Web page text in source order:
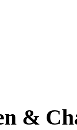
&